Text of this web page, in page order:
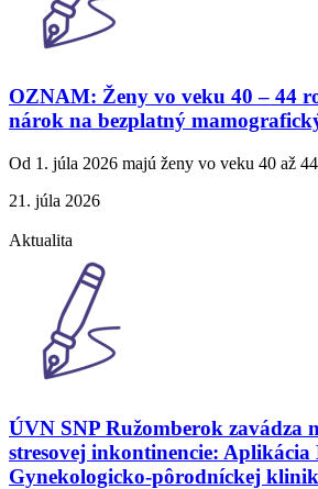
OZNAM: Ženy vo veku 40 – 44
nárok na bezplatný
Od 1. júla 2026 majú ženy vo veku 40 až
21. júla 2026
Aktualita
ÚVN SNP Ružomberok zavádza
stresovej inkontinencie:
Gynekologicko-pôrodníckej